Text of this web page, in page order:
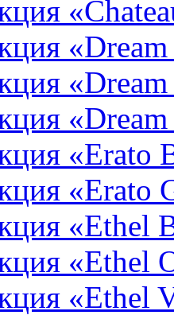
«Erato
«Erato
«Ethel
«Ethel
«Ethel